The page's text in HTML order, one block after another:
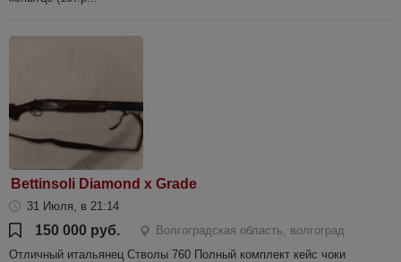
Bettinsoli Diamond x Grade
31 Июля, в 21:14
150 000 руб.
Волгоградская область, волгоград
Отличный итальянец Стволы 760 Полный комплект кейс чоки